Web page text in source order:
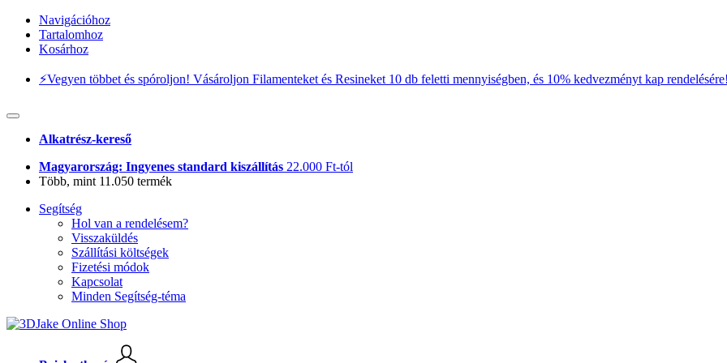
Navigációhoz
Tartalomhoz
Kosárhoz
⚡️Vegyen többet és spóroljon! Vásároljon Filamenteket és Resineket 10 db feletti mennyiségben, és 10% kedvezményt kap
Alkatrész-kereső
Magyarország: Ingyenes standard kiszállítás 22.000 Ft-tól
Több, mint 11.050 termék
Segítség
Hol van a rendelésem?
Visszaküldés
Szállítási költségek
Fizetési módok
Kapcsolat
Minden Segítség-téma